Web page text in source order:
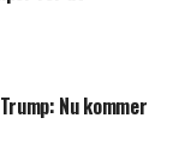
Nu kommer